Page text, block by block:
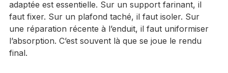
ne suffira pas toujours. Dans ce cas, la sous-couche
adaptée est essentielle. Sur un support farinant, il
faut fixer. Sur un plafond taché, il faut isoler. Sur
une réparation récente à l’enduit, il faut uniformiser
l’absorption. C’est souvent là que se joue le rendu